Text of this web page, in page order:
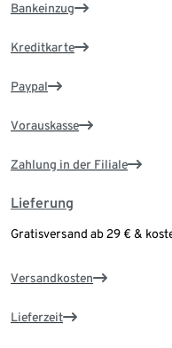
Bankeinzug
Kreditkarte
Paypal
Vorauskasse
Zahlung in der Filiale
Lieferung
Gratisversand ab 29 € &
Versandkosten
Lieferzeit